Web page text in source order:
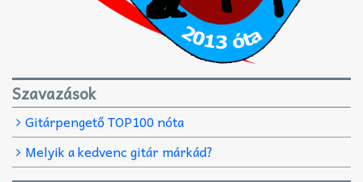
Szavazások
Gitárpengető TOP100 nóta
Melyik a kedvenc gitár márkád?